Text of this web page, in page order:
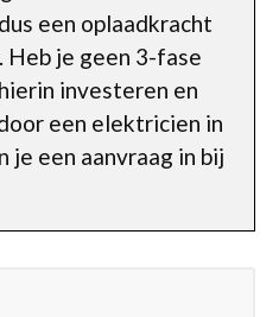
een oplaadkracht
je geen 3-fase
investeren en
een elektricien in
je een aanvraag in bij